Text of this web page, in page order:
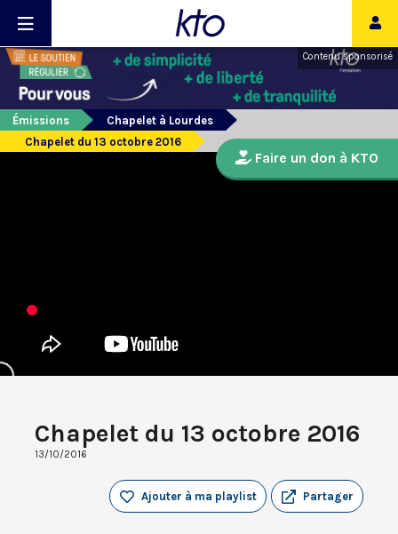
Contenu sponsorisé
Émissions
Chapelet à Lourdes
Chapelet du 13 octobre 2016
Chapelet du 13 octobre 2016
13/10/2016
Partager
Ajouter à ma playlist
Faire un don à KTO